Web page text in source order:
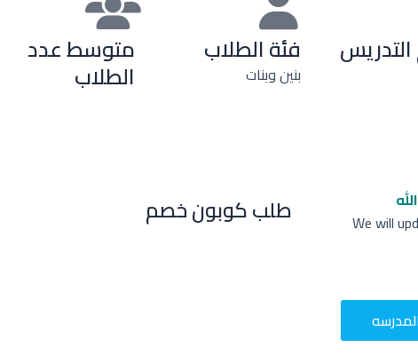
فئة الطلاب
بنين وبنات
متوسط عدد
الطلاب
We will
طلب كوبون خصم